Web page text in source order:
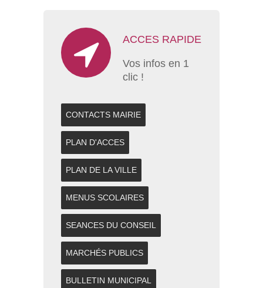
ACCES RAPIDE
Vos infos en 1
clic !
CONTACTS MAIRIE
PLAN D'ACCES
PLAN DE LA VILLE
MENUS SCOLAIRES
SEANCES DU CONSEIL
MARCHÉS PUBLICS
BULLETIN MUNICIPAL